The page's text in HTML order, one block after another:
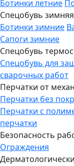
Ботинки летние
Спецобувь зимняя
Ботинки зимние
Сапоги зимние
Спецобувь
Спецобувь для
сварочных работ
Перчатки от
Перчатки без
Перчатки с
перчатки
Безопасность
Ограждения